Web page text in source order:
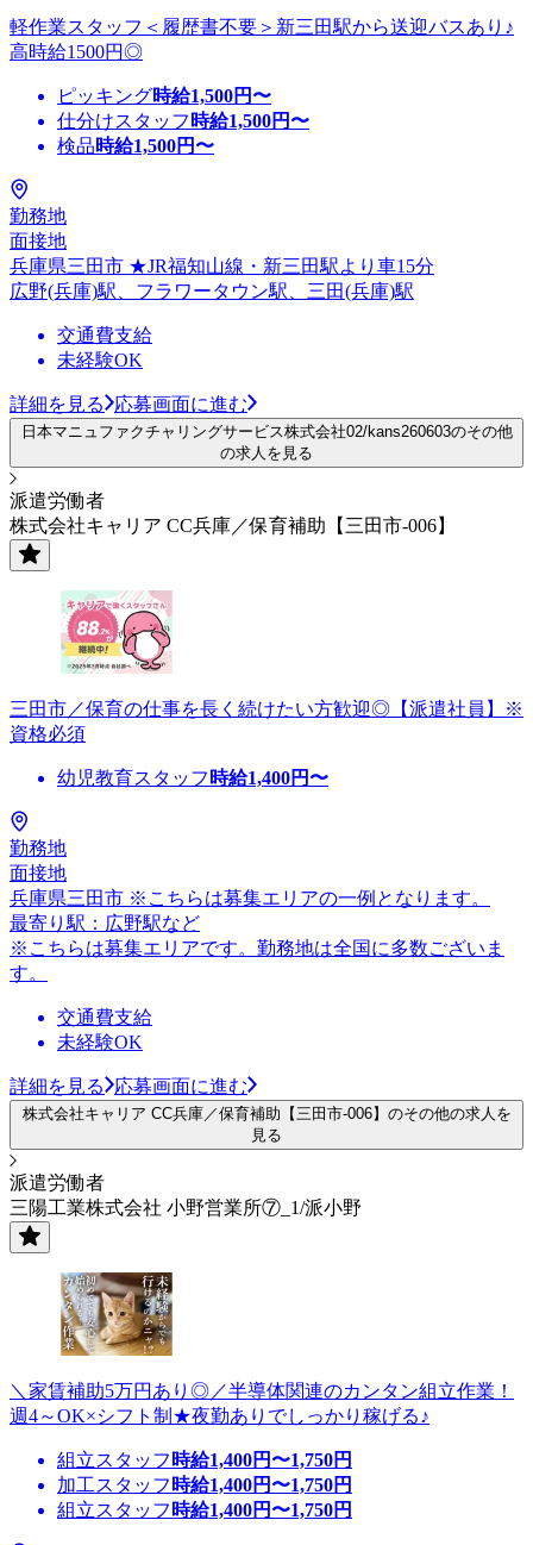
軽作業スタッフ＜履歴書不要＞新三田駅から送迎バスあり♪
高時給1500円◎
ピッキング時給1,500円〜
仕分けスタッフ 時給1,500円〜
検品時給1,500円〜
勤務地
面接地
兵庫県三田市 ★JR福知山線・新三田駅より車15分
広野(兵庫)駅、フラワータウン駅、三田(兵庫)駅
交通費支給
未経験OK
詳細を見る 応募画面に進む
日本マニュファクチャリングサービス株式会社02/kans260603のその他
の求人を見る
派遣労働者
株式会社キャリア CC兵庫／保育補助【三田市-006】
三田市／保育の仕事を長く続けたい方歓迎◎【派遣社員】※
資格必須
幼児教育スタッフ 時給1,400円〜
勤務地
面接地
兵庫県三田市 ※こちらは募集エリアの一例となります。
最寄り駅：広野駅など
※こちらは募集エリアです。勤務地は全国に多数ございま
す。
交通費支給
未経験OK
詳細を見る 応募画面に進む
株式会社キャリア CC兵庫／保育補助【三田市-006】のその他の求人を
見る
派遣労働者
三陽工業株式会社 小野営業所⑦_1/派小野
＼家賃補助5万円あり◎／半導体関連のカンタン組立作業！
週4～OK×シフト制★夜勤ありでしっかり稼げる♪
組立スタッフ 時給1,400円〜1,750円
加工スタッフ 時給1,400円〜1,750円
組立スタッフ 時給1,400円〜1,750円